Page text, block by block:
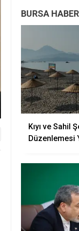
BURSA
Kıyı ve Sahil
Düzenlemesi